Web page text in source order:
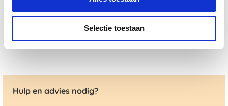
Selectie toestaan
€ 183,95 € 101,17
Hulp en advies nodig?